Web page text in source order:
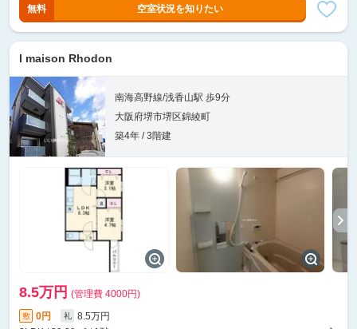
無料 空室状況を知りたい
I maison Rhodon
南海高野線/浅香山駅 歩9分
大阪府堺市堺区錦綾町
築4年 / 3階建
8.5万円 (管理費 4000円)
敷 0円 礼
8.5万円